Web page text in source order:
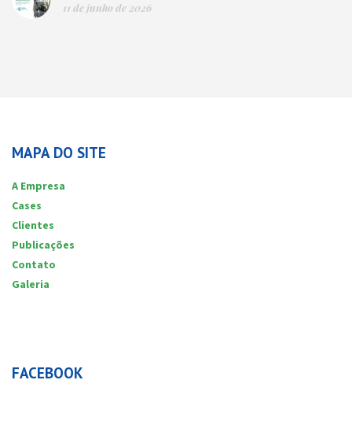
11 de junho de 2026
MAPA DO SITE
A Empresa
Cases
Clientes
Publicações
Contato
Galeria
FACEBOOK